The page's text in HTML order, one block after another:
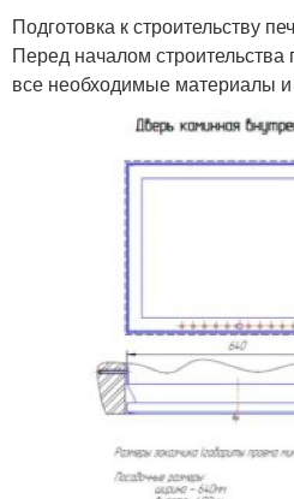
Подготовка к строительству
Перед началом
все необходимые материалы